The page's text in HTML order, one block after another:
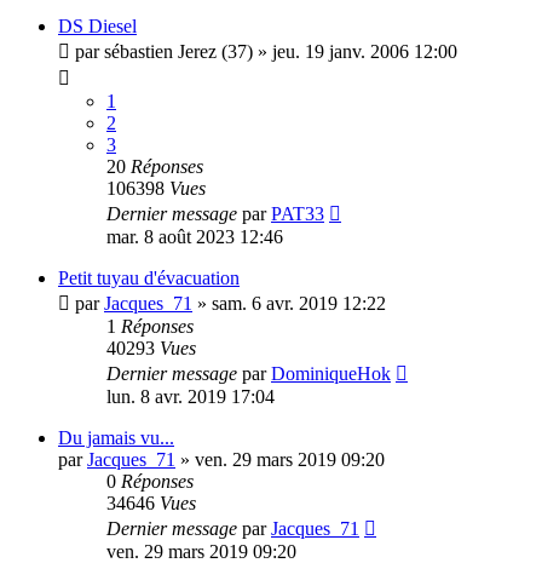
DS Diesel
parsébastien Jerez (37) » jeu. 19 janv. 2006 12:00
1
2
3
20 Réponses
106398 Vues
Dernier message parPAT33
mar. 8 août 2023 12:46
Petit tuyau d'évacuation
parJacques_71 » sam. 6 avr. 2019 12:22
1 Réponses
40293 Vues
Dernier message parDominiqueHok
lun. 8 avr. 2019 17:04
Du jamais vu...
parJacques_71 » ven. 29 mars 2019 09:20
0 Réponses
34646 Vues
Dernier message parJacques_71
ven. 29 mars 2019 09:20